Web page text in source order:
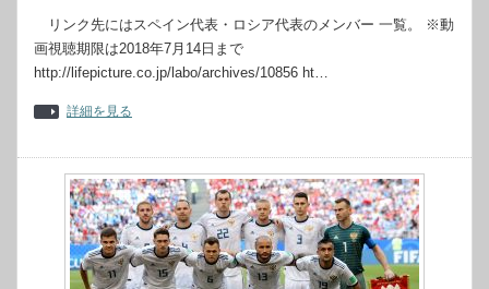
リンク先にはスペイン代表・ロシア代表のメンバー 一覧。 ※動
画視聴期限は2018年7月14日まで
http://lifepicture.co.jp/labo/archives/10856 ht…
詳細を見る